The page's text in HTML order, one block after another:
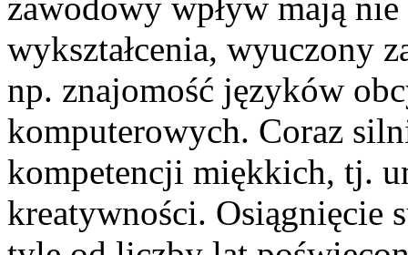
zawodowy wpływ mają
wykształcenia, wyuczony
np. znajomość języków
komputerowych. Coraz
kompetencji miękkich, tj.
kreatywności. Osiągnięcie